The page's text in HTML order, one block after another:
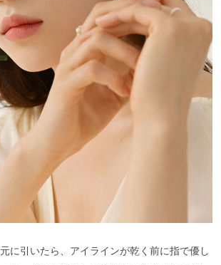
に引いたら、アイラインが乾く前に指で優し